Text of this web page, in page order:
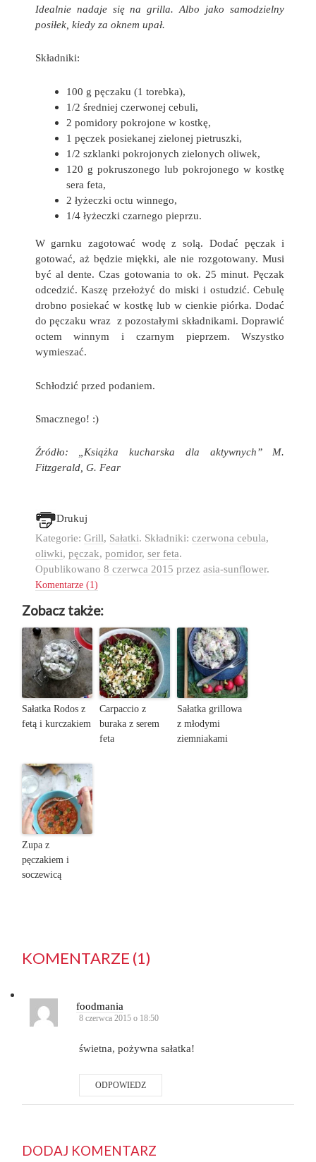
Idealnie nadaje się na grilla. Albo jako samodzielny
posiłek, kiedy za oknem upał.
Składniki:
100 g pęczaku (1 torebka),
1/2 średniej czerwonej cebuli,
2 pomidory pokrojone w kostkę,
1 pęczek posiekanej zielonej pietruszki,
1/2 szklanki pokrojonych zielonych oliwek,
120 g pokruszonego lub pokrojonego w kostkę
sera feta,
2 łyżeczki octu winnego,
1/4 łyżeczki czarnego pieprzu.
W garnku zagotować wodę z solą. Dodać pęczak i
gotować, aż będzie miękki, ale nie rozgotowany. Musi
być al dente. Czas gotowania to ok. 25 minut. Pęczak
odcedzić. Kaszę przełożyć do miski i ostudzić. Cebulę
drobno posiekać w kostkę lub w cienkie piórka. Dodać
do pęczaku wraz z pozostałymi składnikami. Doprawić
octem winnym i czarnym pieprzem. Wszystko
wymieszać.
Schłodzić przed podaniem.
Smacznego! :)
Źródło: „Książka kucharska dla aktywnych” M.
Fitzgerald, G. Fear
Drukuj
Kategorie: Grill, Sałatki. Składniki: czerwona cebula,
oliwki, pęczak, pomidor, ser feta.
Opublikowano 8 czerwca 2015 przez asia-sunflower.
Komentarze (1)
Zobacz także:
Sałatka Rodos z
fetą i kurczakiem
Carpaccio z
buraka z serem
feta
Sałatka grillowa
z młodymi
ziemniakami
Zupa z
pęczakiem i
soczewicą
KOMENTARZE (1)
foodmania
8 czerwca 2015 o 18:50
świetna, pożywna sałatka!
ODPOWIEDZ
DODAJ KOMENTARZ